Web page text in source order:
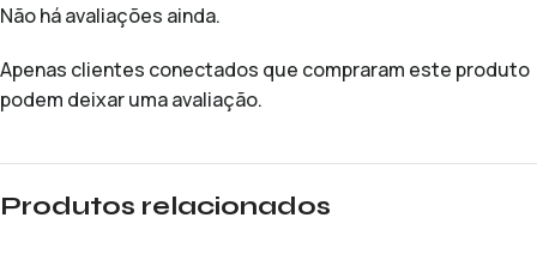
Não há avaliações ainda.
Apenas clientes conectados que compraram este produto
podem deixar uma avaliação.
Produtos relacionados